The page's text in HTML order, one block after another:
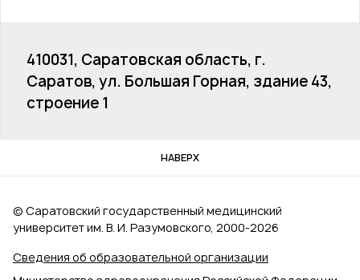
410031, Саратовская область, г.
Саратов, ул. Большая Горная, здание 43,
строение 1
НАВЕРХ
Сведения об образовательной организации
© Саратовский государственный медицинский
университет им. В. И. Разумовского, 2000‑2026